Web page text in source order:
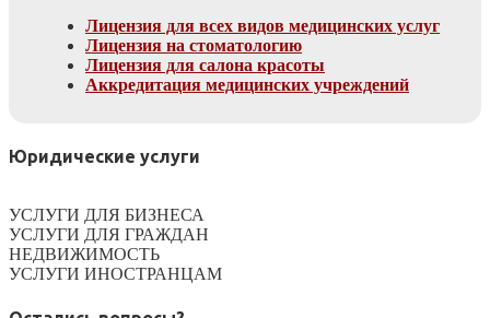
Лицензия для всех видов медицинских услуг
Лицензия на стоматологию
Лицензия для салона красоты
Аккредитация медицинских учреждений
Юридические услуги
УСЛУГИ ДЛЯ БИЗНЕСА
УСЛУГИ ДЛЯ ГРАЖДАН
НЕДВИЖИМОСТЬ
УСЛУГИ ИНОСТРАНЦАМ